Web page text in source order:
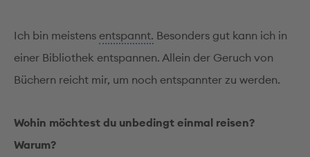
Ich bin meistens entspannt. Besonders gut kann ich in
einer Bibliothek entspannen. Allein der Geruch von
Büchern reicht mir, um noch entspannter zu werden.
Wohin möchtest du unbedingt einmal reisen?
Warum?